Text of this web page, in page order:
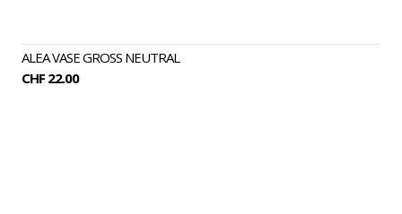
ALEA VASE GROSS NEUTRAL
CHF 22.00